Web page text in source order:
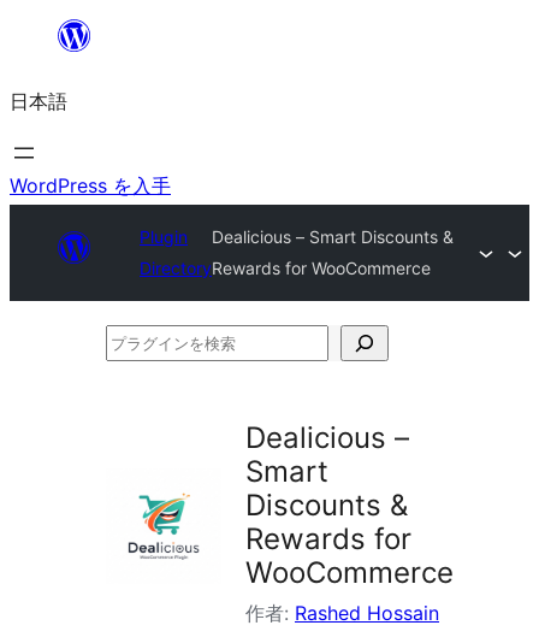
を
ス
キ
日本語
WordPress を入手
Plugin
Directory
Dealicious – Smart Discounts &
Rewards for WooCommerce
プ
Dealicious –
Smart
Discounts &
Rewards for
WooCommerce
作者: Rashed Hossain